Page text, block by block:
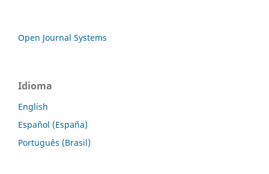
Open Journal Systems
Idioma
English
Español (España)
Português (Brasil)